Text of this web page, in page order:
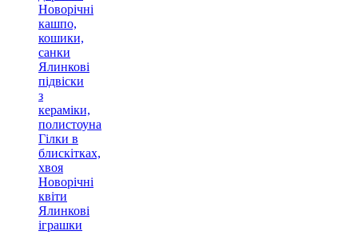
Новорічні
кашпо,
кошики,
санки
Ялинкові
підвіски
з
кераміки,
полистоуна
Гілки в
блискітках,
хвоя
Новорічні
квіти
Ялинкові
іграшки